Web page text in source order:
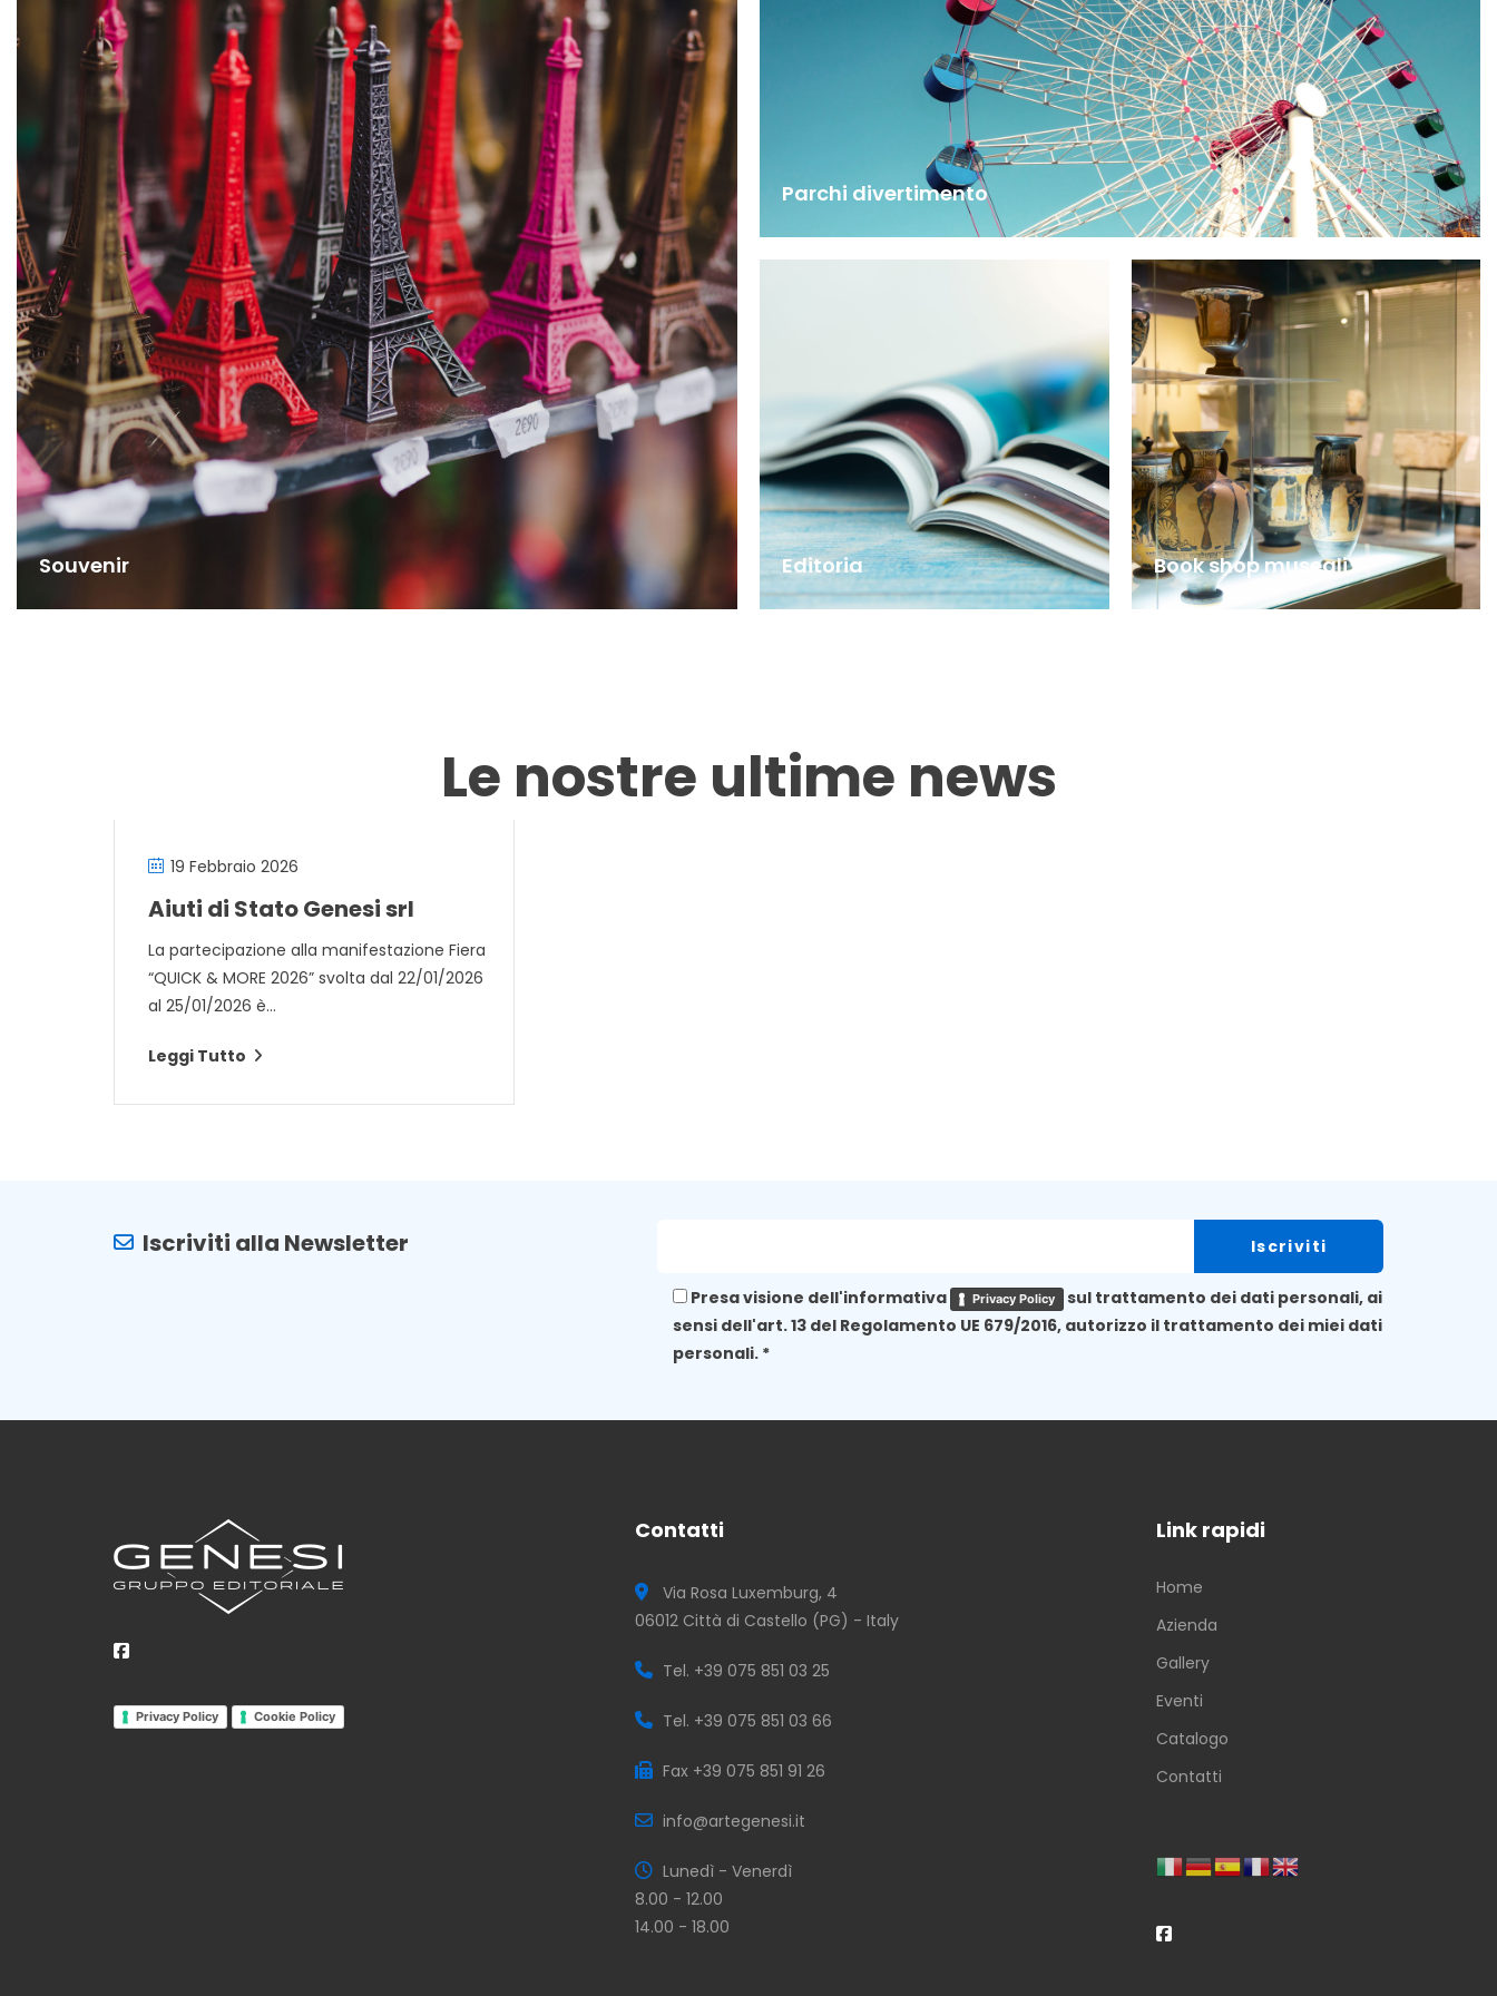
Souvenir
Parchi divertimento
Editoria Book shop museali
Le nostre ultime news
19 Febbraio 2026
Aiuti di Stato Genesi srl
La partecipazione alla manifestazione Fiera
“QUICK & MORE 2026” svolta dal 22/01/2026
al 25/01/2026 è...
Leggi Tutto
Iscriviti alla Newsletter
Presa visione dell'informativa Privacy Policy
sul trattamento dei dati personali, ai
sensi dell'art. 13 del Regolamento UE 679/2016, autorizzo il trattamento dei miei dati
personali. *
Privacy Policy Cookie Policy
Contatti
Via Rosa Luxemburg, 4
06012 Città di Castello (PG) - Italy
Tel. +39 075 851 03 25
Tel. +39 075 851 03 66
Fax +39 075 851 91 26
info@artegenesi.it
Lunedì - Venerdì
8.00 - 12.00
14.00 - 18.00
Link rapidi
Home
Azienda
Gallery
Eventi
Catalogo
Contatti